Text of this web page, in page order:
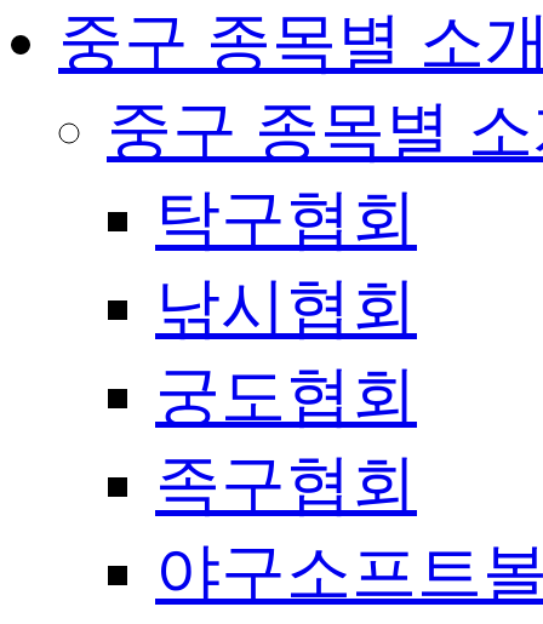
중구 종목별 소
중구 종목별
탁구협회
낚시협회
궁도협회
족구협회
야구소프트